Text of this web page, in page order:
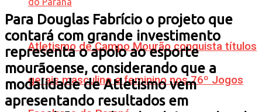
Atletismo de Campo Mourão conquista títulos
gerais masculino e feminino nos 76º Jogos
Para Douglas Fabrício o projeto que
contará com grande investimento
representa o apoio ao esporte
mourãoense, considerando que a
modalidade de Atletismo vem
apresentando resultados em